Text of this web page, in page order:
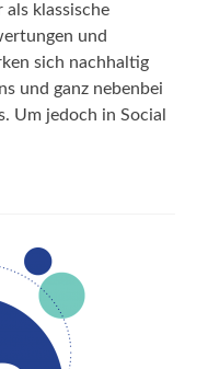
als klassische
und
sich nachhaltig
und ganz nebenbei
Um jedoch in Social